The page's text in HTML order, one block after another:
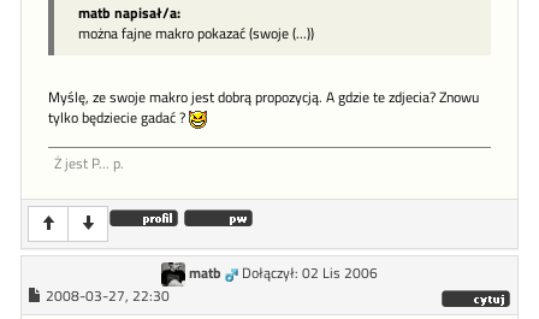
matb napisał/a:
można fajne makro pokazać (swoje (...))
Myślę, ze swoje makro jest dobrą propozycją. A gdzie te zdjecia? Znowu
tylko będziecie gadać ?
Ż jest P... p.
matb
Dołączył: 02 Lis 2006
2008-03-27, 22:30